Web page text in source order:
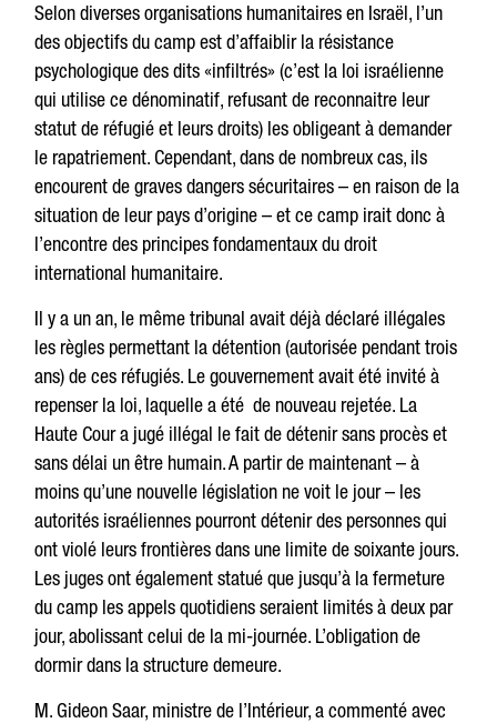
Selon diverses organisations humanitaires en Israël, l’un
des objectifs du camp est d’affaiblir la résistance
psychologique des dits «infiltrés» (c’est la loi israélienne
qui utilise ce dénominatif, refusant de reconnaitre leur
statut de réfugié et leurs droits) les obligeant à demander
le rapatriement. Cependant, dans de nombreux cas, ils
encourent de graves dangers sécuritaires – en raison de la
situation de leur pays d’origine – et ce camp irait donc à
l’encontre des principes fondamentaux du droit
international humanitaire.
Il y a un an, le même tribunal avait déjà déclaré illégales
les règles permettant la détention (autorisée pendant trois
ans) de ces réfugiés. Le gouvernement avait été invité à
repenser la loi, laquelle a été de nouveau rejetée. La
Haute Cour a jugé illégal le fait de détenir sans procès et
sans délai un être humain. A partir de maintenant – à
moins qu’une nouvelle législation ne voit le jour – les
autorités israéliennes pourront détenir des personnes qui
ont violé leurs frontières dans une limite de soixante jours.
Les juges ont également statué que jusqu’à la fermeture
du camp les appels quotidiens seraient limités à deux par
jour, abolissant celui de la mi-journée. L’obligation de
dormir dans la structure demeure.
M. Gideon Saar, ministre de l’Intérieur, a commenté avec